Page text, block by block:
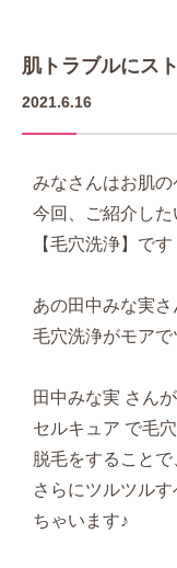
肌トラブルにス
2021.6.16
みなさんはお肌の
今回、ご紹介し
【毛穴洗浄】です
あの田中みな実
毛穴洗浄がモアで
田中みな実 さん
セルキュア で毛
脱毛をすること
さらにツルツル
ちゃいます♪